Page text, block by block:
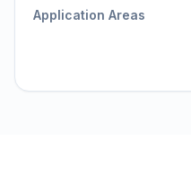
Application Areas